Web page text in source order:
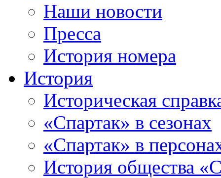
Наши новости
Пресса
История номера
История
Историческая
«Спартак» в сезонах
«Спартак» в
История общества